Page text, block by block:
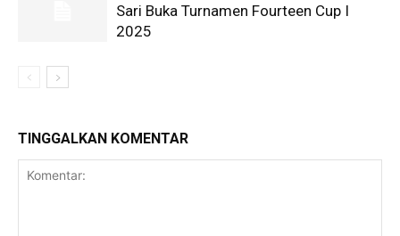
Sari Buka Turnamen Fourteen Cup I
2025
TINGGALKAN KOMENTAR